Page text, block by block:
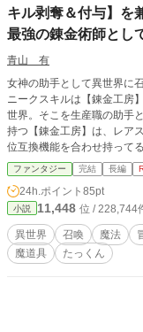
キル剥奪＆付与】を
最強の錬金術師とし
青山 有
女神の助手として異世界に召喚さ
ニークスキルは【錬金工房
世界。そこを生産職の助手と
持つ【錬金工房】は、レア
位互換機能を合わせ持って
という、女神の想像を遥かに超えたチ
異世界で伝説の錬金術師として成り上
ています
ファンタジー 完結 長編
24h.ポイント 85pt
小説 11,448 位 / 228,744
異世界 召喚 魔法
魔道具
たっくん